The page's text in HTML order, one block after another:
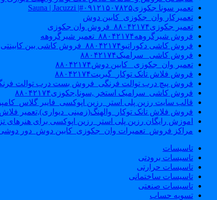
تعمیر سونا جکوزی۰۹۱۲۱۵۰۷۸۲۵#| Sauna | Jacuzzi
تعمیرکار وان_جکوزی_کابین دوش
تعمیر جکوزی۸۸۰۴۲۱۷۴_فروش وان جکوزی
فروش شیرگروهه۸۸۰۴۲۱۷۴_تعمیر شیرگروهه
فروش کاشی دکوراتیو۸۸۰۴۲۱۷۴_فروش کاشی بین کابینتی
فروش کاشی _سرامیک۸۸۰۴۲۱۷۴
تعمیر وان_جکوزی_ کابین دوش۸۸۰۴۲۱۷۴
فروش فلاش تانک توکار_گبریت۸۸۰۴۲۱۷۴
فروش پیچ درب توالت فرنگی_فروش بست درب توالت فرنگی
فروش کاشی_سرامیک استخر ,سونا,جکوزی۸۸۰۴۲۱۷۴
قالب سایت رزین پلی استر_رزین اپوکسی_فایبر
فروش فلاش تانک توکار_والهنگ(زمینی_دیواری),تعمیر فلاش
اموزش رایگان رزین پلی استر_رزین اپوکسی برای هنرهای
مراکز فروش_تعمیرات وان_جکوزی_کابین دوش_دور
تاسیسات
تاسیسات برودتی
تاسیسات حرارتی
تاسیسات ساختمانی
تاسیسات صنعتی
تسویه حساب